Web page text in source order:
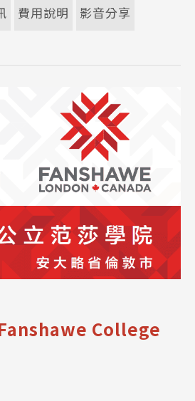
College
費用說明
影音分享